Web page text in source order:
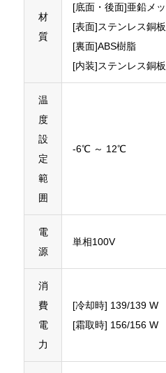
材
質
[底面・後面]亜鉛メ
[表面]ステンレス銅板
[裏面]ABS樹脂
[内装]ステンレス銅板
温
度
設
定
範
囲
-6℃ ～ 12℃
電
源
単相100V
消
費
電
力
[冷却時] 139/139 W
[霜取時] 156/156